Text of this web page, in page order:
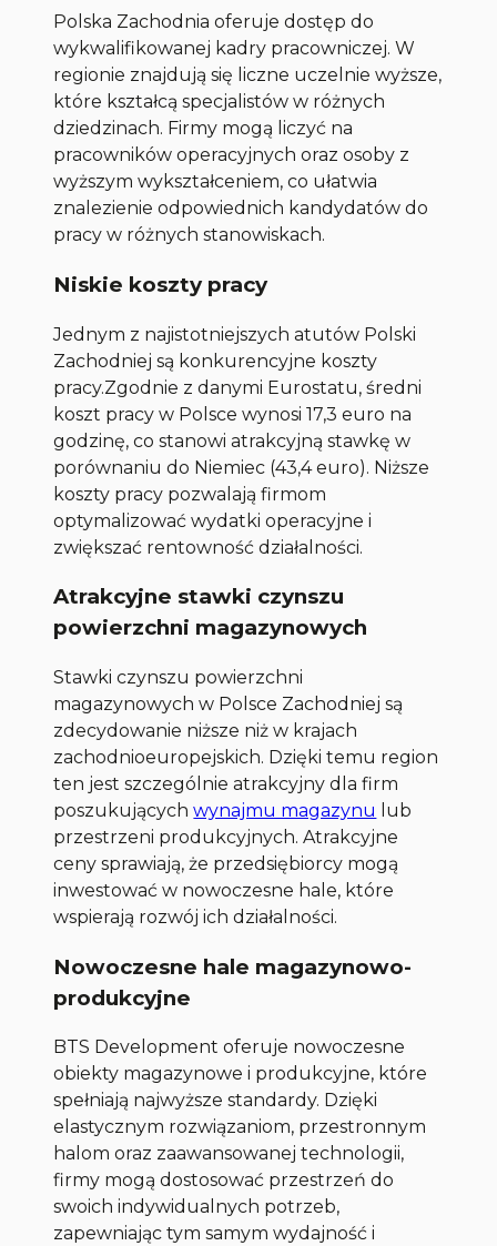
Polska Zachodnia oferuje dostęp do
wykwalifikowanej kadry pracowniczej. W
regionie znajdują się liczne uczelnie wyższe,
które kształcą specjalistów w różnych
dziedzinach. Firmy mogą liczyć na
pracowników operacyjnych oraz osoby z
wyższym wykształceniem, co ułatwia
znalezienie odpowiednich kandydatów do
pracy w różnych stanowiskach.
Niskie koszty pracy
Jednym z najistotniejszych atutów Polski
Zachodniej są konkurencyjne koszty
pracy.Zgodnie z danymi Eurostatu, średni
koszt pracy w Polsce wynosi 17,3 euro na
godzinę, co stanowi atrakcyjną stawkę w
porównaniu do Niemiec (43,4 euro). Niższe
koszty pracy pozwalają firmom
optymalizować wydatki operacyjne i
zwiększać rentowność działalności.
Atrakcyjne stawki czynszu
powierzchni magazynowych
Stawki czynszu powierzchni
magazynowych w Polsce Zachodniej są
zdecydowanie niższe niż w krajach
zachodnioeuropejskich. Dzięki temu region
ten jest szczególnie atrakcyjny dla firm
poszukującychwynajmu magazynu
lub
przestrzeni produkcyjnych. Atrakcyjne
ceny sprawiają, że przedsiębiorcy mogą
inwestować w nowoczesne hale, które
wspierają rozwój ich działalności.
Nowoczesne hale magazynowo-
produkcyjne
BTS Development oferuje nowoczesne
obiekty magazynowe i produkcyjne, które
spełniają najwyższe standardy. Dzięki
elastycznym rozwiązaniom, przestronnym
halom oraz zaawansowanej technologii,
firmy mogą dostosować przestrzeń do
swoich indywidualnych potrzeb,
zapewniając tym samym wydajność i